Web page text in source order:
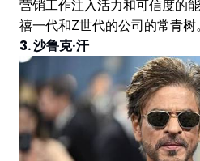
营销工作注入活力和可信度的
禧一代和Z世代的公司的常青树。
3. 沙鲁克·汗